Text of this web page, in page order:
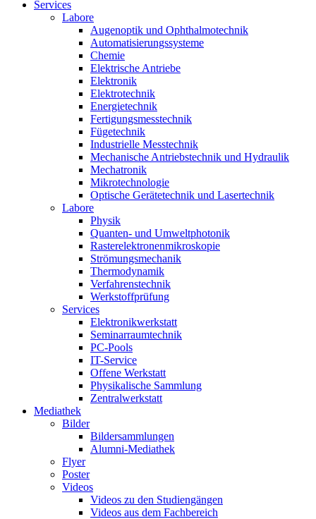
Services
Labore
Augenoptik und Ophthalmotechnik
Automatisierungssysteme
Chemie
Elektrische Antriebe
Elektronik
Elektrotechnik
Energietechnik
Fertigungsmesstechnik
Fügetechnik
Industrielle Messtechnik
Mechanische Antriebstechnik und Hydraulik
Mechatronik
Mikrotechnologie
Optische Gerätetechnik und Lasertechnik
Labore
Physik
Quanten- und Umweltphotonik
Rasterelektronenmikroskopie
Strömungsmechanik
Thermodynamik
Verfahrenstechnik
Werkstoffprüfung
Services
Elektronikwerkstatt
Seminarraumtechnik
PC-Pools
IT-Service
Offene Werkstatt
Physikalische Sammlung
Zentralwerkstatt
Mediathek
Bilder
Bildersammlungen
Alumni-Mediathek
Flyer
Poster
Videos
Videos zu den Studiengängen
Videos aus dem Fachbereich